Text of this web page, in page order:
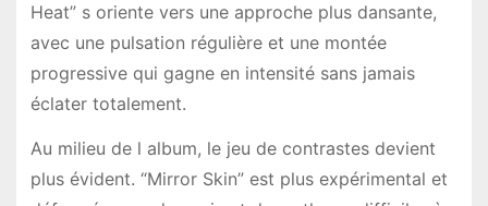
Heat” s oriente vers une approche plus dansante,
avec une pulsation régulière et une montée
progressive qui gagne en intensité sans jamais
éclater totalement.
Au milieu de l album, le jeu de contrastes devient
plus évident. “Mirror Skin” est plus expérimental et